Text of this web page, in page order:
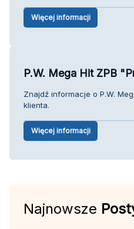
Więcej informacji
P.W. Mega Hit ZPB
Znajdź informacje o P.W.
klienta.
Więcej informacji
Najnowsze